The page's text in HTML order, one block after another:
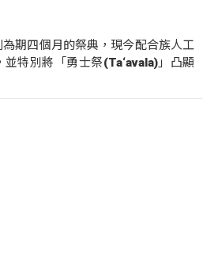
期四個月的祭典，現今配合族人工
特別將「勇士祭(Ta‘avala)」凸顯